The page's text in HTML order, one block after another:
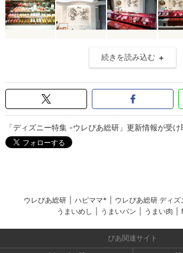
続きを読み込む
「ディズニー特集 -ウレぴあ総研」更新情報が受け
ウレぴあ総研 ハピママ* ウレぴあ総研 ディズ
うまいめし
うまいパン うまい肉
ぴあ関連サイト